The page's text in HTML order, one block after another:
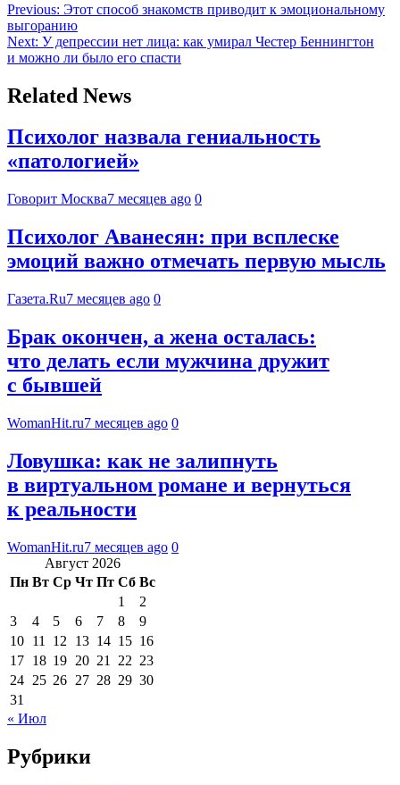
Previous: Этот способ знакомств приводит к эмоциональному
выгоранию
Next: У депрессии нет лица: как умирал Честер Беннингтон
и можно ли было его спасти
Related News
Психолог назвала гениальность
«патологией»
Говорит Москва7 месяцев ago 0
Психолог Аванесян: при всплеске
эмоций важно отмечать первую мысль
Газета.Ru7 месяцев ago 0
Брак окончен, а жена осталась:
что делать если мужчина дружит
с бывшей
WomanHit.ru7 месяцев ago 0
Ловушка: как не залипнуть
в виртуальном романе и вернуться
к реальности
WomanHit.ru7 месяцев ago 0
Август 2026
Пн Вт Ср Чт Пт Сб Вс
1
2
3
4 5 6 7 8
9
10 11 12 13 14 15 16
17 18 19 20 21 22 23
24 25 26 27 28 29 30
31
« Июл
Рубрики